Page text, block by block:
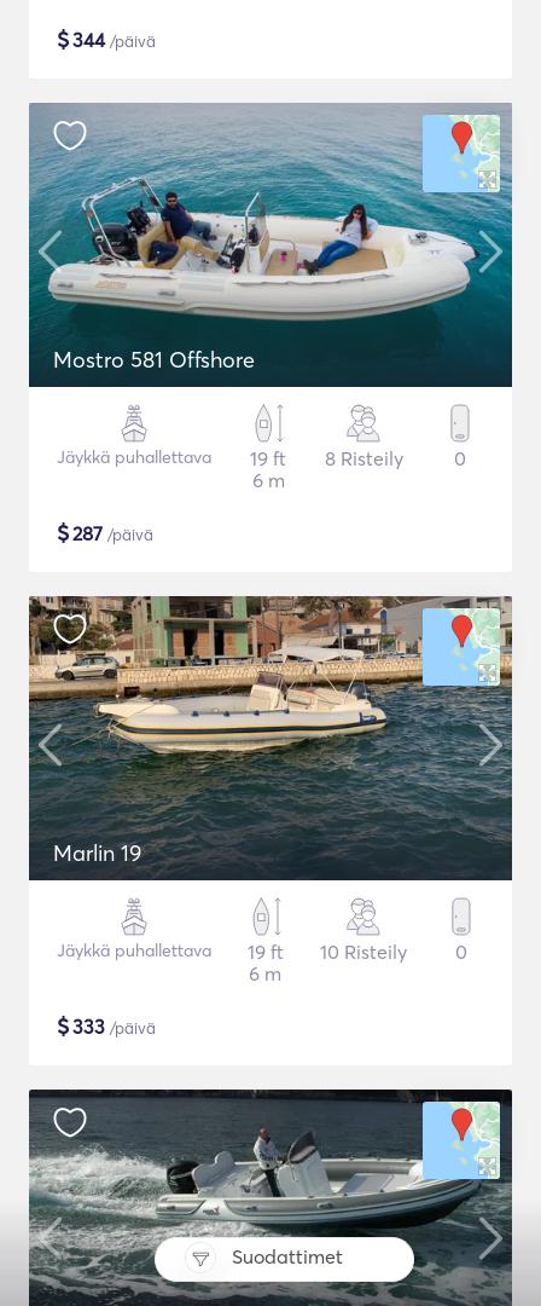
Suodattimet
$344/päivä
Mostro 581 Offshore
Jäykkä puhallettava
19 ft
6 m
8 Risteily 0
$287 /päivä
Marlin 19
Jäykkä puhallettava
19 ft
6 m
10 Risteily 0
$333 /päivä